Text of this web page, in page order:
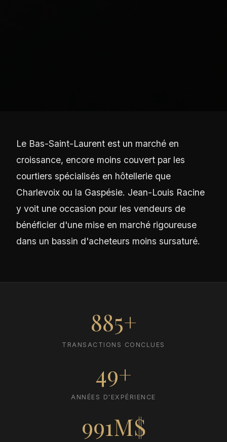
Le Bas-Saint-Laurent est un marché en
croissance, encore moins couvert par les
courtiers spécialisés en hôtellerie que
Charlevoix ou la Gaspésie. Jean-Louis Racine
y voit une occasion pour les vendeurs de
bénéficier d'une mise en marché rigoureuse
dans un bassin d'acheteurs moins sursaturé.
885+
TRANSACTIONS CONCLUES
49+
ANNÉES D'EXPÉRIENCE
991M$